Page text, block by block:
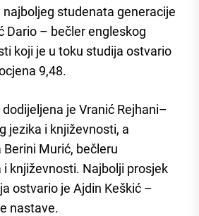
studenata generacije
Dario – bečler engleskog
koji je u toku studija ostvario
9,48.
je Vranić Rejhani–
jezika i književnosti, a
Murić, bečleru
književnosti. Najbolji prosjek
ostvario je Ajdin Keškić –
nastave.